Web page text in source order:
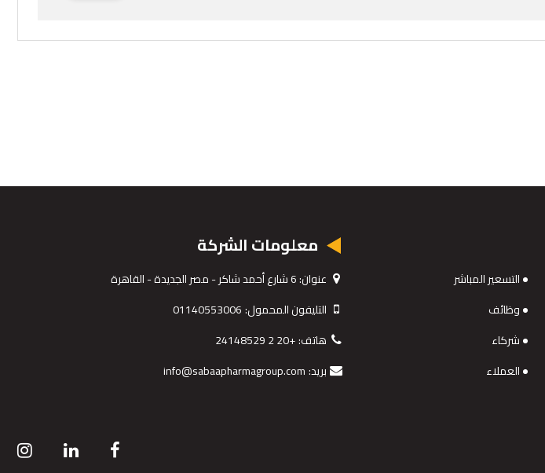
التسعير المباشر
وظائف
شركاء
العملاء
معلومات الشركة
عنوان:6 شارع أحمد شاكر - مصر الجديدة - القاهرة
التليفون المحمول: 01140553006
هاتف:+20 2 24148529
بريد: info@sabaapharmagroup.com